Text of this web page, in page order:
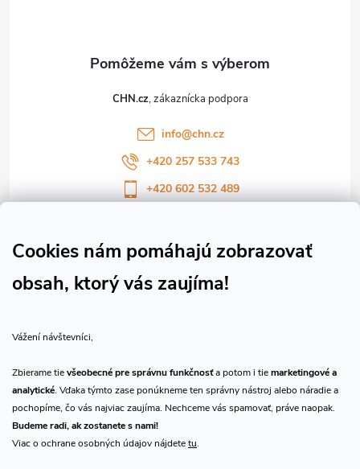
Cookies nám pomáhajú zobrazovať
obsah, ktorý vás zaujíma!
Vážení návštevníci,
Zbierame tievšeobecné pre správnu funkčnosťa potom i tiemarketingové a
analytické. Vďaka týmto zase ponúkneme ten správny nástroj alebo náradie a
pochopíme, čo vás najviac zaujíma. Nechceme vás spamovať, práve naopak.
Budeme radi, ak zostanete s nami!
Viac o ochrane osobných údajov nájdetetu.
CHN.cz
info@chn.cz
+420 257 533 743
+420 602 532 489
Sledujte náš vlog CHN_CZ
Prijímame online platby